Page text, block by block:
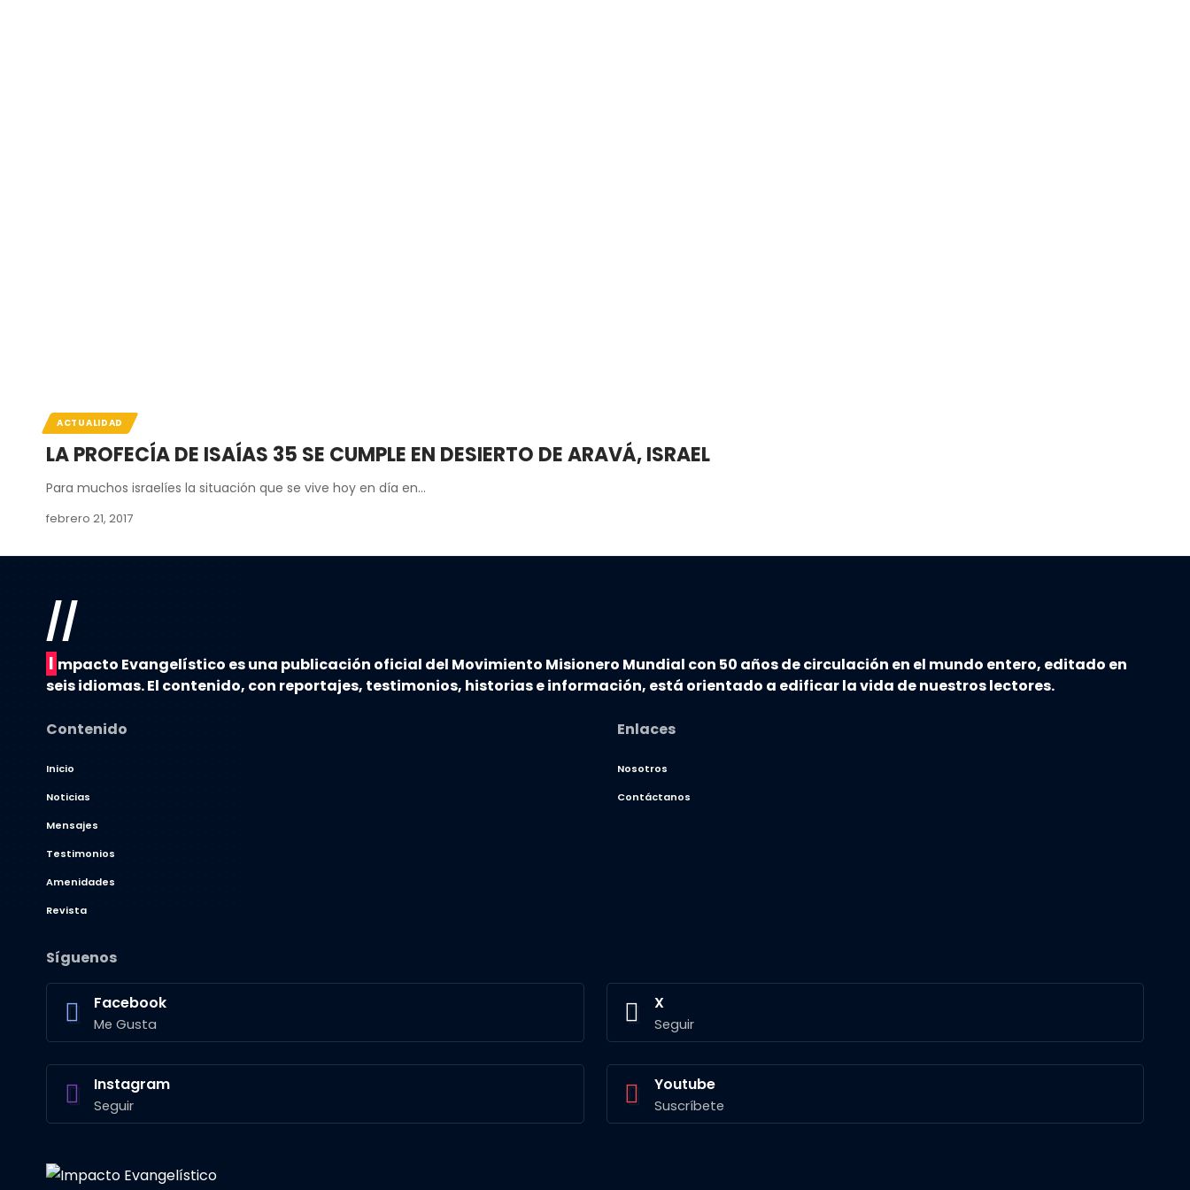
ACTUALIDAD
LA PROFECÍA DE ISAÍAS 35 SE CUMPLE EN DESIERTO DE ARAVÁ, ISRAEL
Para muchos israelíes la situación que se vive hoy en día en…
febrero 21, 2017
//
I mpacto Evangelístico es una publicación oficial del Movimiento Misionero Mundial con 50 años de circulación en el mundo entero, editado en
seis idiomas. El contenido, con reportajes, testimonios, historias e información, está orientado a edificar la vida de nuestros lectores.
Contenido
Inicio
Noticias
Mensajes
Testimonios
Amenidades
Revista
Enlaces
Nosotros
Contáctanos
Síguenos
Facebook
Me Gusta
X
Seguir
Instagram
Seguir
Youtube
Suscríbete